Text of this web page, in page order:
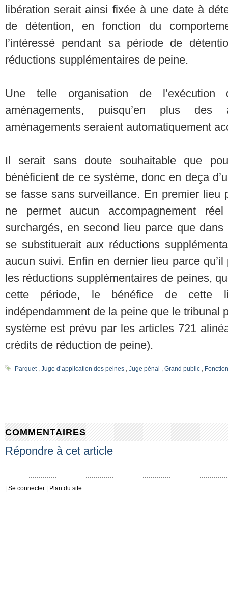
libération serait ainsi fixée à une date à
de détention, en fonction du
l’intéressé pendant sa période de
réductions supplémentaires de peine.
Une telle organisation de
aménagements, puisqu’en plus des
aménagements seraient automatiquement
Il serait sans doute souhaitable que
bénéficient de ce système, donc en deça
se fasse sans surveillance. En premier lieu
ne permet aucun accompagnement
surchargés, en second lieu parce que
se substituerait aux réductions
aucun suivi. Enfin en dernier lieu parce
les réductions supplémentaires de peines,
cette période, le bénéfice de cette
indépendamment de la peine que le tribunal
système est prévu par les articles 721
crédits de réduction de peine).
Parquet, Juge d’application des peines, Juge pénal , Grand public,
COMMENTAIRES
Répondre à cet article
Se connecter Plan du site